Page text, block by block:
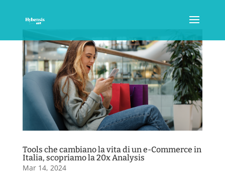
Tools che cambiano la vita di un e-Commerce in
Italia, scopriamo la 20x Analysis
Mar 14, 2024